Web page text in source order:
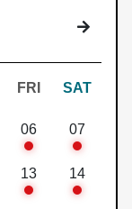
下個月
FRI SAT
06 07
13 14